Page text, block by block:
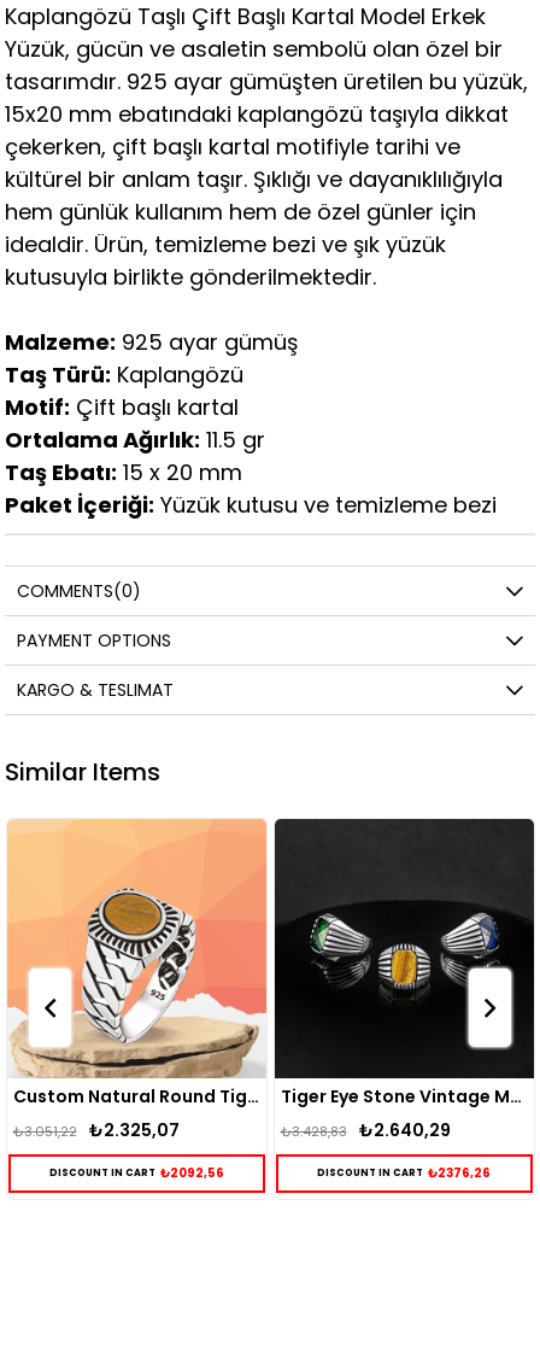
Kaplangözü Taşlı Çift Başlı Kartal Model Erkek
Yüzük, gücün ve asaletin sembolü olan özel bir
tasarımdır. 925 ayar gümüşten üretilen bu yüzük,
15x20 mm ebatındaki kaplangözü taşıyla dikkat
çekerken, çift başlı kartal motifiyle tarihi ve
kültürel bir anlam taşır. Şıklığı ve dayanıklılığıyla
hem günlük kullanım hem de özel günler için
idealdir. Ürün, temizleme bezi ve şık yüzük
kutusuyla birlikte gönderilmektedir.
Malzeme: 925 ayar gümüş
Taş Türü: Kaplangözü
Motif: Çift başlı kartal
Ortalama Ağırlık: 11.5 gr
Taş Ebatı: 15 x 20 mm
Paket İçeriği: Yüzük kutusu ve temizleme bezi
COMMENTS(0)
PAYMENT OPTIONS
KARGO & TESLIMAT
Similar Items
Custom Natural Round Tiger Eye Stone Men Ring
Tiger Eye Stone Vintage Men Silver Ring
₺2.640,29
₺3.428,83
DISCOUNT IN CART ₺2376,26
₺3.325,17
DISCOUNT IN CART